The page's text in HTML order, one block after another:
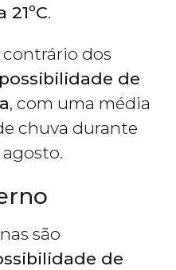
.
contrário dos
de
, com uma média
chuva durante
são
de